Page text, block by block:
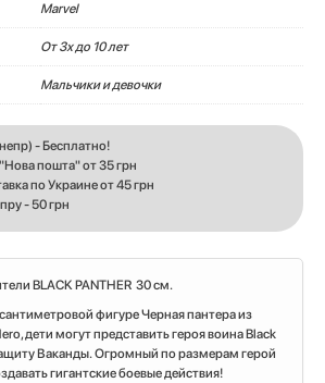
Marvel
От 3х до 10 лет
Мальчики и девочки
- Бесплатно!
пошта" от 35 грн
по Украине от 45 грн
- 50 грн
BLACK PANTHER 30 см.
фигуре Черная пантера из
дети могут представить героя воина Black
Ваканды. Огромный по размерам герой
гигантские боевые действия!